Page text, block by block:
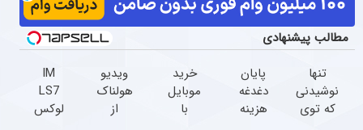
مطالب پیشنهادی
تنها
نوشیدنی
که توی
پایان
دغدغه
هزینه
خرید
موبایل
با
ویدیو
هولناک
از
IM
LS7
لوکس